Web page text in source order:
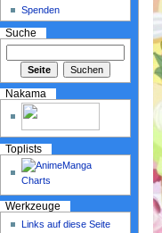
Spenden
Suche
Nakama
Toplists
Werkzeuge
Links auf diese Seite